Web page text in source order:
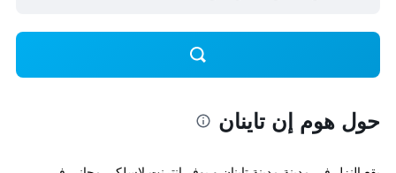
حول هوم إن تاينان